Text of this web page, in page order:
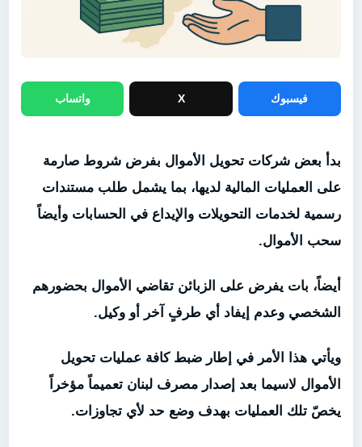
فيسبوك X واتساب
بدأ بعض شركات تحويل الأموال بفرض شروط صارمة
على العمليات المالية لديها، بما يشمل طلب مستندات
رسمية لخدمات التحويلات والإيداع في الحسابات وأيضاً
سحب الأموال.
أيضاً، بات يفرض على الزبائن تقاضي الأموال بحضورهم
الشخصي وعدم إيفاد أي طرفٍ آخر أو وكيل.
ويأتي هذا الأمر في إطار ضبط كافة عمليات تحويل
الأموال لاسيما بعد إصدار مصرف لبنان تعميماً مؤخراً
يخصّ تلك العمليات بهدف وضع حد لأي تجاوزات.